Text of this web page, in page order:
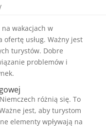
wakacjach w
ofertę usług. Ważny jest
turystów. Dobre
problemów i
różnią się. To
jest, aby turystom
elementy wpływają na